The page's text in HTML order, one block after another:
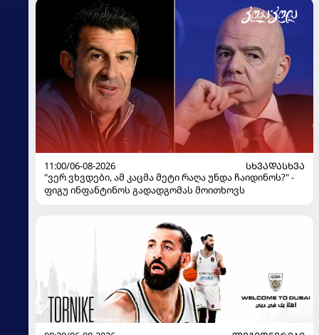
11:00/06-08-2026
ᲡᲮᲕᲐᲓᲐᲡᲮᲕᲐ
"ვერ ვხვდები, ამ კაცმა მეტი რაღა უნდა ჩაიდინოს?" -
ფიგუ ინფანტინოს გადადგომას მოითხოვს